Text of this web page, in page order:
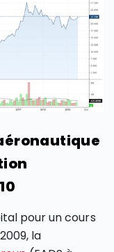
pour un cours
la